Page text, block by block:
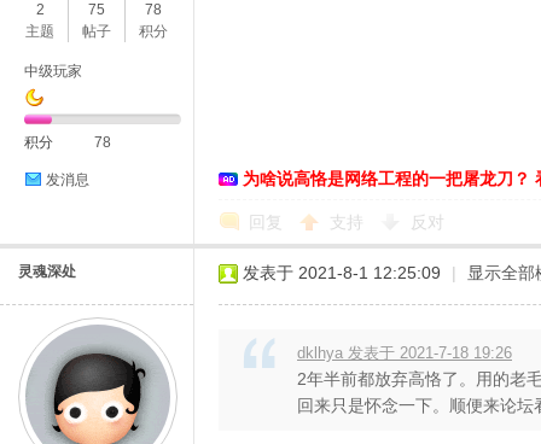
2
主题
75
帖子
78
积分
中级玩家
积分 78
发消息 为啥说高恪是网络工程的一把屠龙刀？
回复 支持 反对
灵魂深处 发表于 2021-8-1 12:25:09 | 显示全部
dklhya 发表于 2021-7-18 19:26
2年半前都放弃高恪了。用的老
回来只是怀念一下。顺便来论